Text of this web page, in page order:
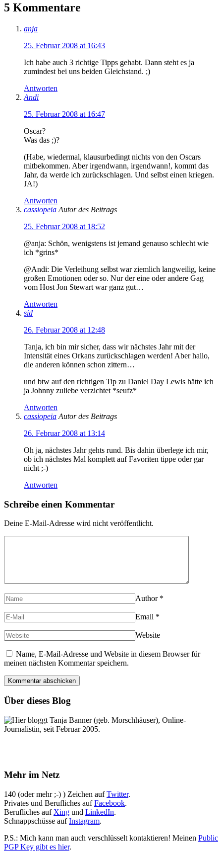
5 Kommentare
anja
25. Februar 2008 at 16:43
Ich habe auch 3 richtige Tipps gehabt. Dann steht es ja
zumindest bei uns beiden Gleichstand. ;)
Antworten
Andi
25. Februar 2008 at 16:47
Oscar?
Was das ;)?
(Habe, wiedermal, klausurbedingt nichts von den Oscars
mitbekommen. Aber irgendwann, irgendwann!, kommt das
Jahr, da werde ich zurückschlagen. Und selbst einen kriegen.
JA!)
Antworten
cassiopeia Autor des Beitrags
25. Februar 2008 at 18:52
@anja: Schön, wenigstens ist jemand genauso schlecht wie
ich *grins*
@Andi: Die Verleihung selbst war ziemlich langweilig, keine
großen Emotionen oder so. Nur der eine oder andere Gag
vom Host Jon Stewart war ganz gut…
Antworten
sid
26. Februar 2008 at 12:48
Tanja, ich bin mir sicher, dass wir nächstes Jahr mit der
Intensität eines Orkans zurückschlagen werden! Aber hallo,
die anderen können schon zittern…
und btw auf den richtigen Tip zu Daniel Day Lewis hätte ich
ja Johnny zuliebe verzichtet *seufz*
Antworten
cassiopeia Autor des Beitrags
26. Februar 2008 at 13:14
Oh ja, nächstes Jahr gehts rund. Bis dahin überlege ich mir,
ob ich nächstes Mal komplett auf Favoriten tippe oder gar
nicht ;-)
Antworten
Schreibe einen Kommentar
Deine E-Mail-Adresse wird nicht veröffentlicht.
Author *
Email *
Website
Name, E-Mail-Adresse und Website in diesem Browser für
meinen nächsten Kommentar speichern.
Über dieses Blog
Hier bloggt Tanja Banner (geb. Morschhäuser), Online-
Journalistin, seit Februar 2005.
Mehr im Netz
140 (oder mehr ;-) ) Zeichen aufTwitter.
Privates und Berufliches aufFacebook.
Berufliches auf Xing und LinkedIn.
Schnappschüsse aufInstagram.
P.S.: Mich kann man auch verschlüsselt kontaktieren! Meinen Public
PGP Key gibt es hier.